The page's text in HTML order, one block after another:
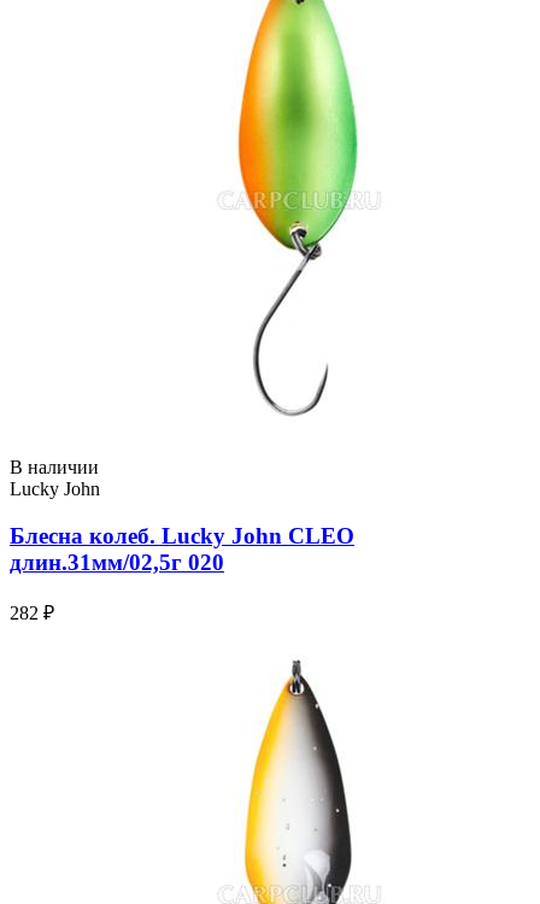
В наличии
Lucky John
Блесна колеб. Lucky John CLEO
длин.31мм/02,5г 020
282 ₽